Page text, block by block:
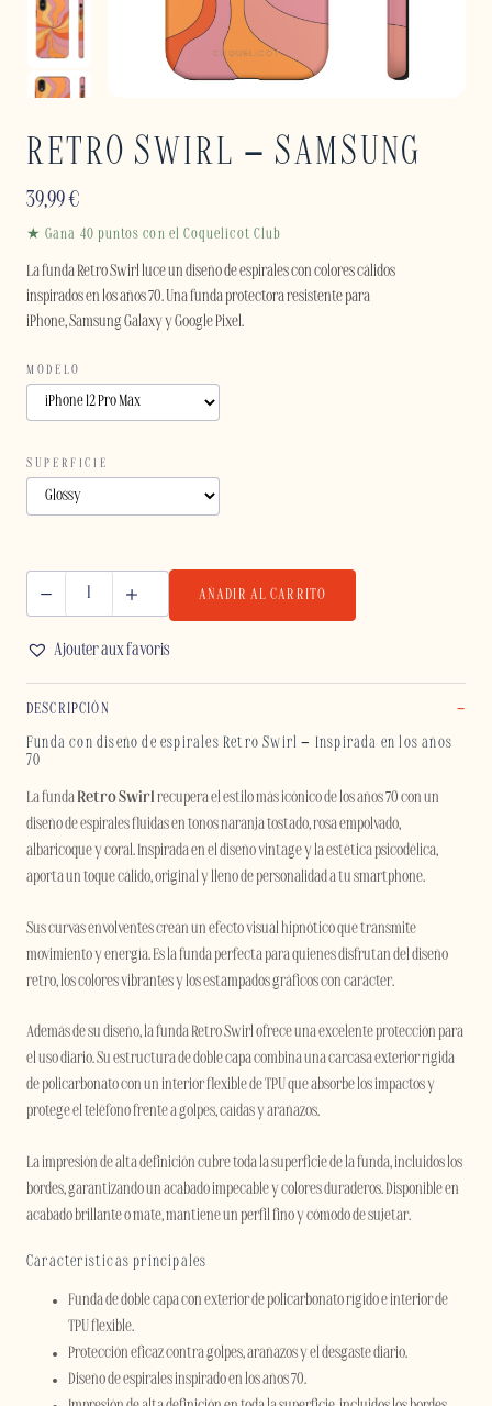
RETRO SWIRL – SAMSUNG
39,99€
★ Gana 40 puntos con el Coquelicot Club
La funda Retro Swirl luce un diseño de espirales con colores cálidos
inspirados en los años 70. Una funda protectora resistente para
iPhone, Samsung Galaxy y Google Pixel.
MODELO
SUPERFICIE
SAMSUNG
cantidad
AÑADIR AL CARRITO
Ajouter aux favoris
DESCRIPCIÓN
Funda con diseño de espirales Retro Swirl – Inspirada en los años
70
La fundaRetro Swirl recupera el estilo más icónico de los años 70 con un
diseño de espirales fluidas en tonos naranja tostado, rosa empolvado,
albaricoque y coral. Inspirada en el diseño vintage y la estética psicodélica,
aporta un toque cálido, original y lleno de personalidad a tu smartphone.
Sus curvas envolventes crean un efecto visual hipnótico que transmite
movimiento y energía. Es la funda perfecta para quienes disfrutan del diseño
retro, los colores vibrantes y los estampados gráficos con carácter.
Además de su diseño, la funda Retro Swirl ofrece una excelente protección para
el uso diario. Su estructura de doble capa combina una carcasa exterior rígida
de policarbonato con un interior flexible de TPU que absorbe los impactos y
protege el teléfono frente a golpes, caídas y arañazos.
La impresión de alta definición cubre toda la superficie de la funda, incluidos los
bordes, garantizando un acabado impecable y colores duraderos. Disponible en
acabado brillante o mate, mantiene un perfil fino y cómodo de sujetar.
Características principales
Funda de doble capa con exterior de policarbonato rígido e interior de
TPU flexible.
Protección eficaz contra golpes, arañazos y el desgaste diario.
Diseño de espirales inspirado en los años 70.